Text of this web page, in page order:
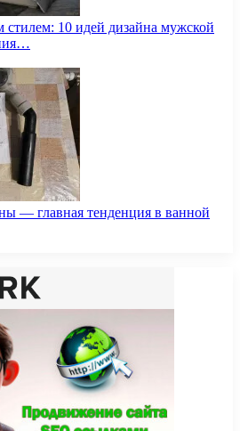
стилем: 10 идей дизайна мужской
— главная тенденция в ванной